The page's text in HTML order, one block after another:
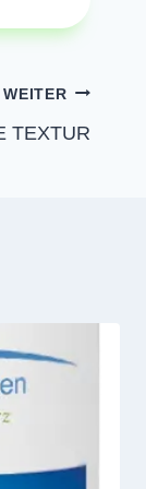
WEITER
TEXTUR